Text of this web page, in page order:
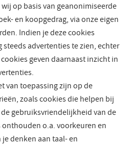
op basis van geanonimiseerde
en koopgedrag, via onze eigen
Indien je deze cookies
advertenties te zien, echter
geven daarnaast inzicht in
van toepassing zijn op de
zoals cookies die helpen bij
gebruiksvriendelijkheid van de
o.a. voorkeuren en
denken aan taal- en